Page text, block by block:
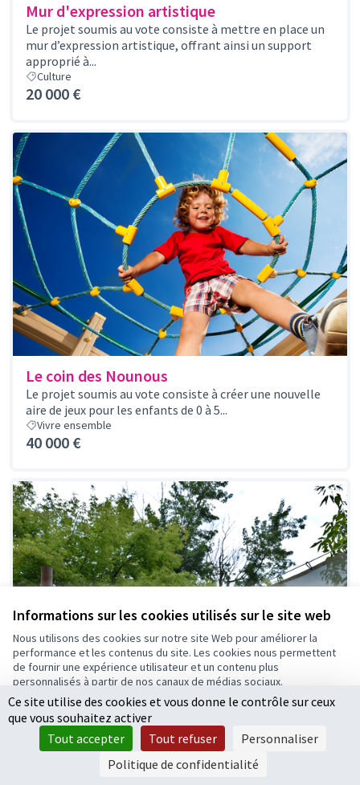
Informations sur les cookies utilisés sur le site web
Nous utilisons des cookies sur notre site Web pour améliorer la
performance et les contenus du site. Les cookies nous permettent
de fournir une expérience utilisateur et un contenu plus
personnalisés à partir de nos canaux de médias sociaux.
Tout accepter
Accepter seulement les cookies essentiels
Paramètres
Mur d'expression artistique
Le projet soumis au vote consiste à mettre en place un
mur d’expression artistique, offrant ainsi un support
approprié à...
Culture
20 000 €
Le coin des Nounous
Le projet soumis au vote consiste à créer une nouvelle
aire de jeux pour les enfants de 0 à 5...
Vivre ensemble
40 000 €
Voiles d'ombrage à l'école Louis-Aragon
Le projet soumis au vote consiste à créer une zone
d'ombrage de 20 m² environ à positionner dans la cour...
Ce site utilise des cookies et vous donne le contrôle sur ceux
que vous souhaitez activer
Tout accepter
Tout refuser
Personnaliser
Politique de confidentialité